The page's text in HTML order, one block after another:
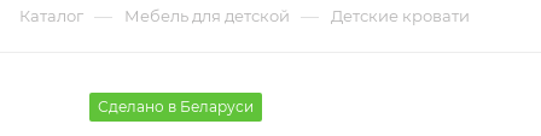
Каталог — Мебель для детской — Детские кровати
Сделано в Беларуси